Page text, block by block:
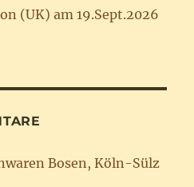
(UK) am 19.Sept.2026
Bosen, Köln-Sülz